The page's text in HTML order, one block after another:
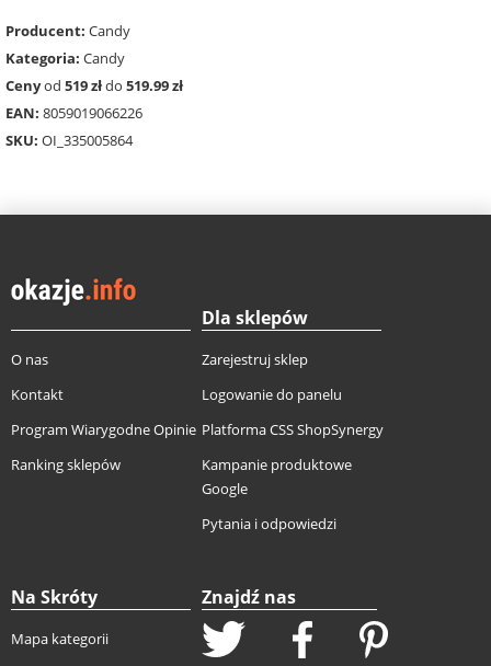
Producent: Candy
Kategoria: Candy
Cenyod 519 złdo 519.99 zł
EAN: 8059019066226
SKU: OI_335005864
O nas
Kontakt
Program Wiarygodne Opinie
Ranking sklepów
Dla sklepów
Zarejestruj sklep
Logowanie do panelu
Platforma CSS ShopSynergy
Kampanie produktowe
Google
Pytania i odpowiedzi
Na Skróty
Mapa kategorii
Znajdź nas